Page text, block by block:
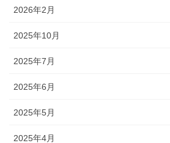
2026年2月
2025年10月
2025年7月
2025年6月
2025年5月
2025年4月